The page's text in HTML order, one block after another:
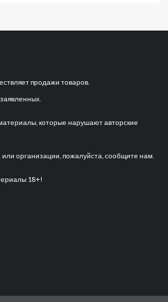
продажи товаров.
которые нарушают авторские
организации, пожалуйста, сообщите нам.
18+!